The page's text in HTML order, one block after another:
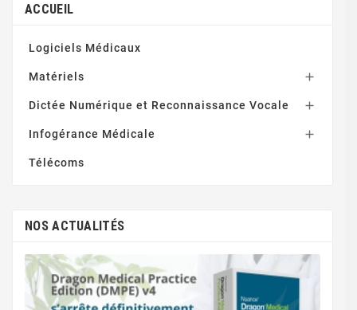
ACCUEIL
Logiciels Médicaux
Matériels 
Dictée Numérique et Reconnaissance Vocale 
Infogérance Médicale 
Télécoms
NOS ACTUALITÉS